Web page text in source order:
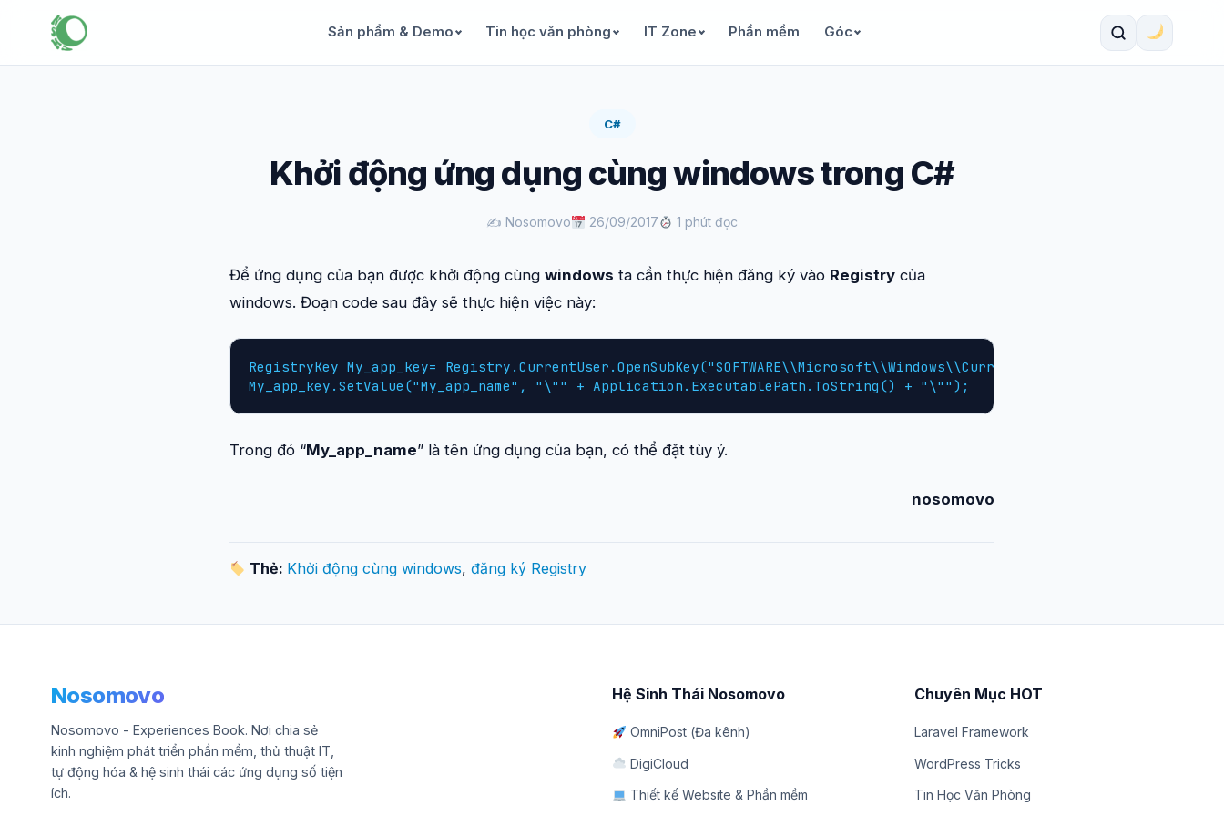
Sản phẩm & Demo Tin học văn phòng IT Zone Phần mềm Góc
C#
Khởi động ứng dụng cùng windows trong C#
✍️ Nosomovo 26/09/2017 1 phút đọc
Để ứng dụng của bạn được khởi động cùng windows ta cần thực hiện đăng ký vào Registry của
windows. Đoạn code sau đây sẽ thực hiện việc này:
RegistryKey My_app_key= Registry.CurrentUser.OpenSubKey("SOFTWARE\\Microsoft\\Windows\\CurrentVersion\\Run", true);
My_app_key.SetValue("My_app_name", "\"" + Application.ExecutablePath.ToString() + "\"");
Trong đó “My_app_name” là tên ứng dụng của bạn, có thể đặt tùy ý.
nosomovo
Thẻ: Khởi động cùng windows,đăng ký Registry
Nosomovo
Nosomovo - Experiences Book. Nơi chia sẻ
kinh nghiệm phát triển phần mềm, thủ thuật IT,
tự động hóa & hệ sinh thái các ứng dụng số tiện
ích.
Hệ Sinh Thái Nosomovo
OmniPost (Đa kênh)
DigiCloud
Thiết kế Website & Phần mềm
Chuyên Mục HOT
Laravel Framework
WordPress Tricks
Tin Học Văn Phòng